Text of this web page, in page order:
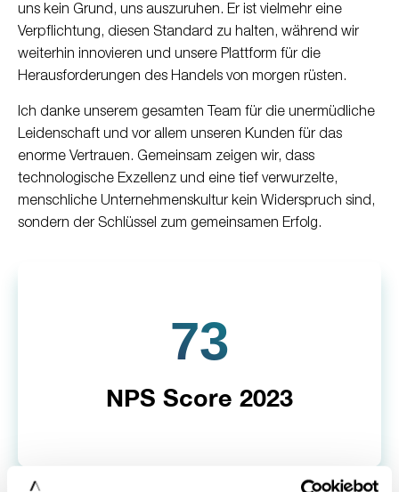
uns kein Grund, uns auszuruhen. Er ist vielmehr eine
Verpflichtung, diesen Standard zu halten, während wir
weiterhin innovieren und unsere Plattform für die
Herausforderungen des Handels von morgen rüsten.
Ich danke unserem gesamten Team für die unermüdliche
Leidenschaft und vor allem unseren Kunden für das
enorme Vertrauen. Gemeinsam zeigen wir, dass
technologische Exzellenz und eine tief verwurzelte,
menschliche Unternehmenskultur kein Widerspruch sind,
sondern der Schlüssel zum gemeinsamen Erfolg.
73
NPS Score 2023